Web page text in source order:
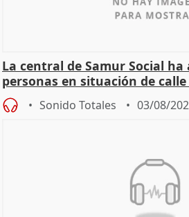
La central de Samur Social ha
personas en situación de
de Calor
Sonido Totales 03/08/